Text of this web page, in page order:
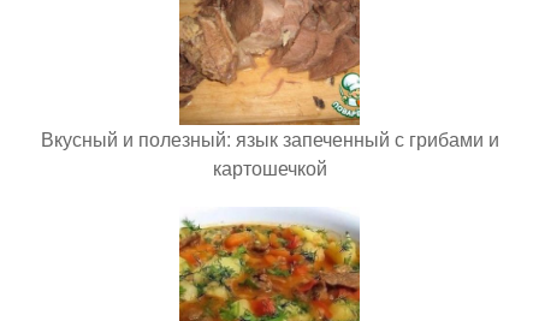
Вкусный и полезный: язык запеченный с грибами и
картошечкой